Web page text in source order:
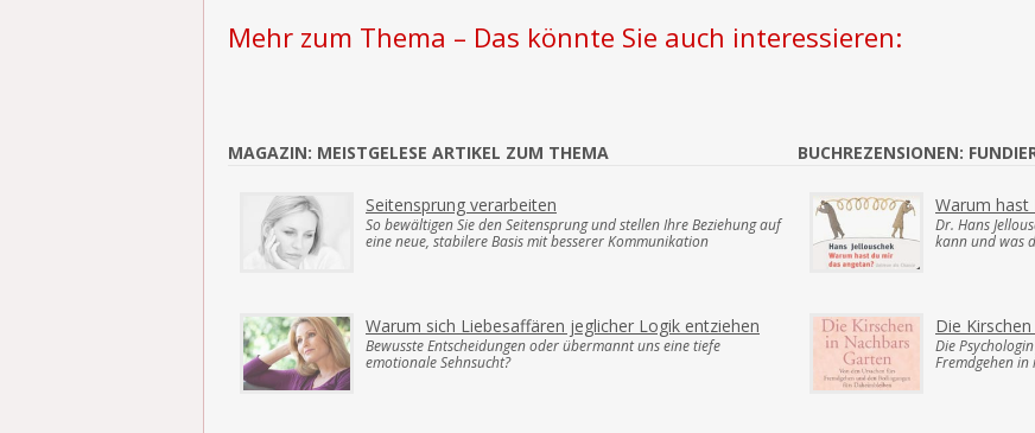
Mehr zum Thema – Das könnte Sie auch interessieren:
MAGAZIN: MEISTGELESE ARTIKEL ZUM THEMA
Seitensprung verarbeiten
So bewältigen Sie den Seitensprung und stellen Ihre Beziehung auf
eine neue, stabilere Basis mit besserer Kommunikation
Warum sich Liebesaffären jeglicher Logik entziehen
Bewusste Entscheidungen oder übermannt uns eine tiefe
emotionale Sehnsucht?
BUCHREZENSIONEN:
Warum hast
Dr. Hans
kann und was
Die
Die
Fremdgehen in